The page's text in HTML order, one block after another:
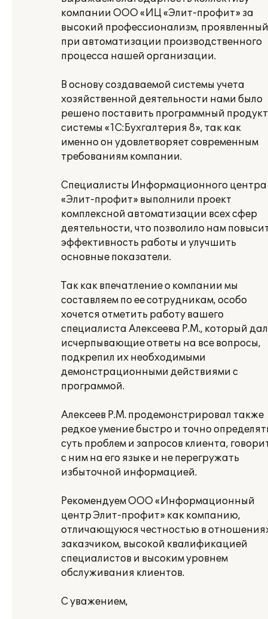
компании ООО «ИЦ «Элит-профит» за
высокий профессионализм, проявленный
при автоматизации производственного
процесса нашей организации.
В основу создаваемой системы учета
хозяйственной деятельности нами было
решено поставить программный продукт
системы «1С:Бухгалтерия 8», так как
именно он удовлетворяет современным
требованиям компании.
Специалисты Информационного центра
«Элит-профит» выполнили проект
комплексной автоматизации всех сфер
деятельности, что позволило нам
эффективность работы и улучшить
основные показатели.
Так как впечатление о компании мы
составляем по ее сотрудникам, особо
хочется отметить работу вашего
специалиста Алексеева Р.М., который дал
исчерпывающие ответы на все вопросы,
подкрепил их необходимыми
демонстрационными действиями с
программой.
Алексеев Р.М. продемонстрировал также
редкое умение быстро и точно
суть проблем и запросов клиента,
с ним на его языке и не перегружать
избыточной информацией.
Рекомендуем ООО «Информационный
центр Элит-профит» как компанию,
отличающуюся честностью в
заказчиком, высокой квалификацией
специалистов и высоким уровнем
обслуживания клиентов.
С уважением,